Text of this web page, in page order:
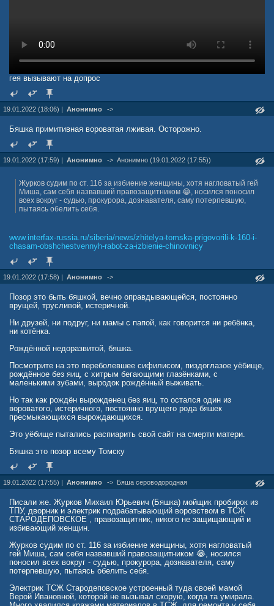
гея вызывают на допрос
19.01.2022 (18:06) | Анонимно ->
Бяшка примитивная вороватая лживая. Осторожно.
19.01.2022 (17:59) | Анонимно -> Анонимно (19.01.2022 (17:55))
Журков судим по ст. 116 за избиение женщины, хотя нагловатый гей
Миша, сам себя назвавший правозащитником 😂, носился поносил
всех вокруг - судью, прокурора, дознавателя, саму потерпевшую,
пытаясь обелить себя.
www.interfax-russia.ru/siberia/news/zhitelya-tomska-prigovorili-k-160-i-
chasam-obshchestvennyh-rabot-za-izbienie-chinovnicy
19.01.2022 (17:58) | Анонимно ->
Позор это быть бяшкой, вечно оправдывающейся, постоянно
врущей, трусливой, истеричной.
Ни друзей, ни подруг, ни мамы с папой, как говорится ни ребёнка,
ни котёнка.
Рождённой недоразвитой, бяшка.
Посмотрите на это переболевшее сифилисом, пиздоглазое уёбище,
рождённое без яиц, с хитрым бегающими глазёнками, с
маленькими зубами, выродок рождённый выживать.
Но так как рождён вырожденец без яиц, то остался один из
вороватого, истеричного, постоянно врущего рода бяшек
пресмыкающихся вырождающихся.
Это уёбище пытались распиарить свой сайт на смерти матери.
Бяшка это позор всему Томску
19.01.2022 (17:55) | Анонимно -> Бяшa сероводородная
Писали же. Журков Михаил Юрьевич (Бяшка) мойщик пробирок из
ТПУ, дворник и электрик подрабатывающий воровством в ТСЖ
СТАРОДЕПОВСКОЕ , правозащитник, никого не защищающий и
избивающий женщин.
Журков судим по ст. 116 за избиение женщины, хотя нагловатый
гей Миша, сам себя назвавший правозащитником 😂, носился
поносил всех вокруг - судью, прокурора, дознавателя, саму
потерпевшую, пытаясь обелить себя.
Электрик ТСЖ Стародеповское устроенный туда своей мамой
Верой Ивановной, которой не вызывал скорую, когда та умирала.